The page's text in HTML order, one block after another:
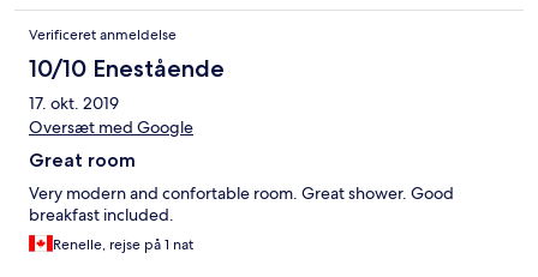
Verificeret anmeldelse
10/10 Enestående
17. okt. 2019
Oversæt med Google
Great room
Very modern and confortable room. Great shower. Good
breakfast included.
Renelle, rejse på 1 nat